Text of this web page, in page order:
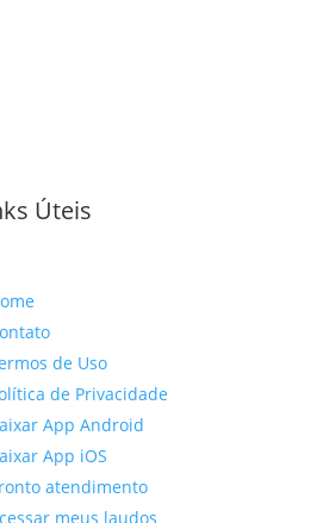
Úteis
de Uso
de Privacidade
App Android
App iOS
atendimento
meus laudos